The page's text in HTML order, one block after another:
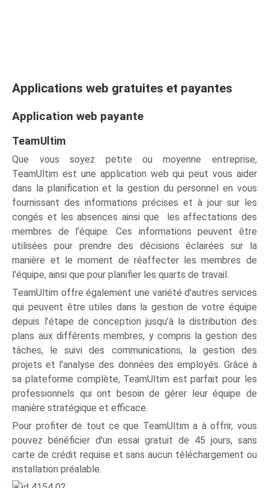
Applications web gratuites et payantes
Application web payante
TeamUltim
Que vous soyez petite ou moyenne entreprise,
TeamUltim est une application web qui peut vous aider
dans la planification et la gestion du personnel en vous
fournissant des informations précises et à jour sur les
congés et les absences ainsi que les affectations des
membres de l'équipe. Ces informations peuvent être
utilisées pour prendre des décisions éclairées sur la
manière et le moment de réaffecter les membres de
l'équipe, ainsi que pour planifier les quarts de travail.
TeamUltim offre également une variété d'autres services
qui peuvent être utiles dans la gestion de votre équipe
depuis l’étape de conception jusqu’à la distribution des
plans aux différents membres, y compris la gestion des
tâches, le suivi des communications, la gestion des
projets et l'analyse des données des employés. Grâce à
sa plateforme complète, TeamUltim est parfait pour les
professionnels qui ont besoin de gérer leur équipe de
manière stratégique et efficace.
Pour profiter de tout ce que TeamUltim a à offrir, vous
pouvez bénéficier d'un essai gratuit de 45 jours, sans
carte de crédit requise et sans aucun téléchargement ou
installation préalable.